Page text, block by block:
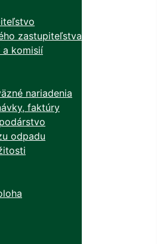
zastupiteľstva
a komisií
nariadenia
faktúry
odpadu